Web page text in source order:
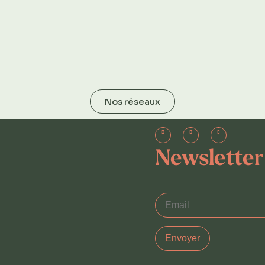
Nos réseaux
Newsletter